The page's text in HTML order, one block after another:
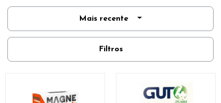
Mais recente
Filtros